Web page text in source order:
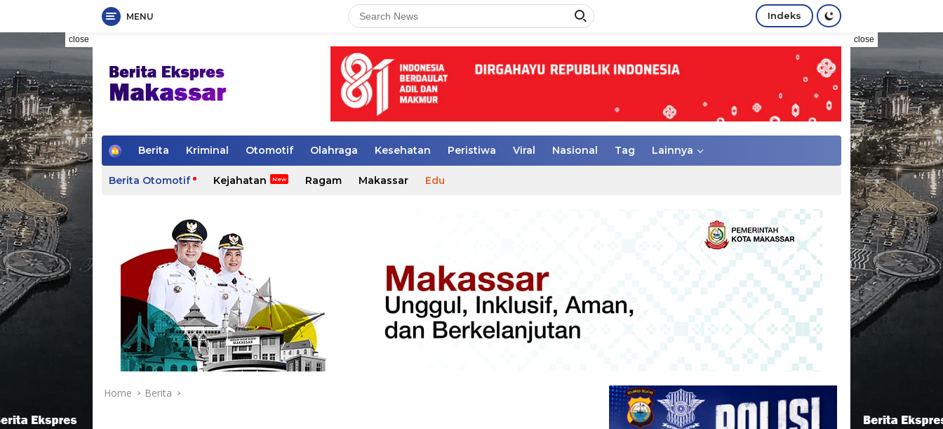
content
MENU Indeks
close close
H
m
e
Berita Kriminal Otomotif Olahraga Kesehatan Peristiwa Viral Nasional Tag Lainnya
Berita Otomotif Kejahatan Ragam Makassar Edu
Home Berita